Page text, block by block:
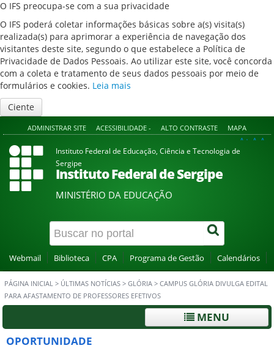
O IFS preocupa-se com a sua privacidade
O IFS poderá coletar informações básicas sobre a(s) visita(s)
realizada(s) para aprimorar a experiência de navegação dos
visitantes deste site, segundo o que estabelece a Política de
Privacidade de Dados Pessoais. Ao utilizar este site, você concorda
com a coleta e tratamento de seus dados pessoais por meio de
formulários e cookies. Leia mais
Ciente
ADMINISTRAR SITE ACESSIBILIDADE - ALTO CONTRASTE MAPA
A+ A A-
Instituto Federal de Educação, Ciência e Tecnologia de
Sergipe
Instituto Federal de Sergipe
MINISTÉRIO DA EDUCAÇÃO
Webmail Biblioteca CPA Programa de Gestão Calendários
PÁGINA INICIAL > ÚLTIMAS NOTÍCIAS > GLÓRIA > CAMPUS GLÓRIA DIVULGA EDITAL
PARA AFASTAMENTO DE PROFESSORES EFETIVOS
MENU
OPORTUNIDADE